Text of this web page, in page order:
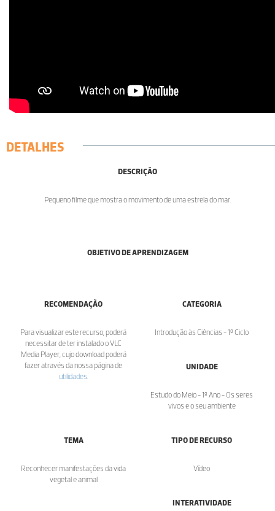
DETALHES
DESCRIÇÃO
Pequeno filme que mostra o movimento de uma estrela do mar.
OBJETIVO DE APRENDIZAGEM
RECOMENDAÇÃO
Para visualizar este recurso, poderá
necessitar de ter instalado o VLC
Media Player, cujo download poderá
fazer através da nossa página de
utilidades.
CATEGORIA
Introdução às Ciências - 1º Ciclo
UNIDADE
Estudo do Meio - 1º Ano - Os seres
vivos e o seu ambiente
TEMA
Reconhecer manifestações da vida
vegetal e animal
TIPO DE RECURSO
Vídeo
INTERATIVIDADE